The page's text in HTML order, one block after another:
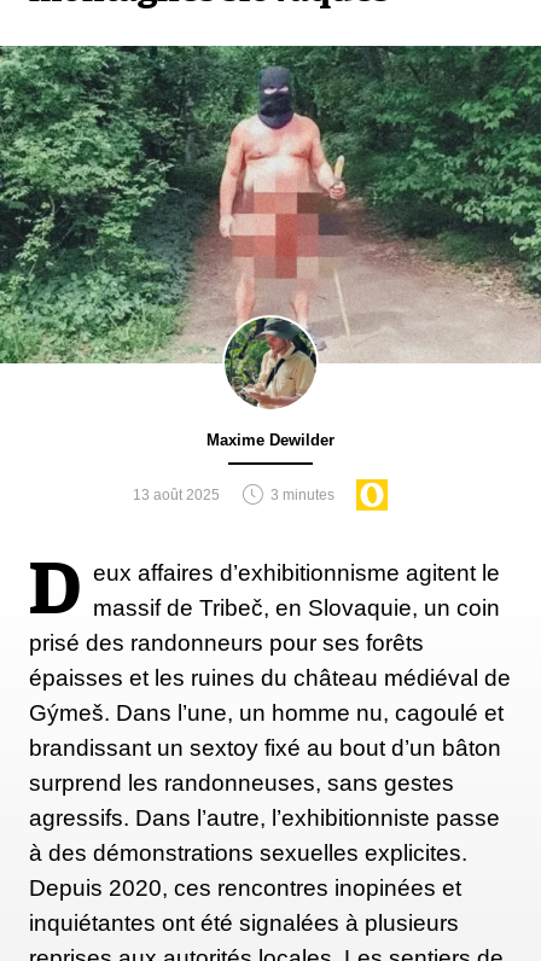
Maxime Dewilder
13 août 2025 3 minutes
D eux affaires d’exhibitionnisme agitent le
massif de Tribeč, en Slovaquie, un coin
prisé des randonneurs pour ses forêts
épaisses et les ruines du château médiéval de
Gýmeš. Dans l’une, un homme nu, cagoulé et
brandissant un sextoy fixé au bout d’un bâton
surprend les randonneuses, sans gestes
agressifs. Dans l’autre, l’exhibitionniste passe
à des démonstrations sexuelles explicites.
Depuis 2020, ces rencontres inopinées et
inquiétantes ont été signalées à plusieurs